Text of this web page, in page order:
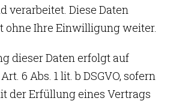
verarbeitet. Diese Daten
ohne Ihre Einwilligung weiter.
dieser Daten erfolgt auf
6 Abs. 1 lit. b DSGVO, sofern
der Erfüllung eines Vertrags